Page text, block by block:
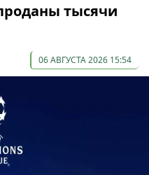
тысячи
06 АВГУСТА 2026 15:54